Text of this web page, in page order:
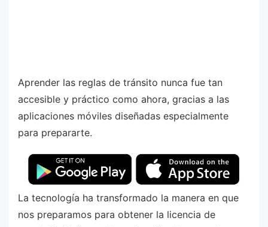
Aprender las reglas de tránsito nunca fue tan
accesible y práctico como ahora, gracias a las
aplicaciones móviles diseñadas especialmente
para prepararte.
La tecnología ha transformado la manera en que
nos preparamos para obtener la licencia de